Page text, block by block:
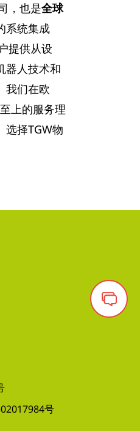
，也是全球
系统集成
提供从设
器人技术和
我们在欧
上的服务理
选择TGW物
号